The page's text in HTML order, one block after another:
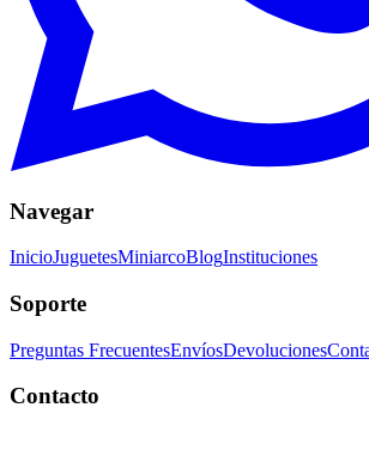
Navegar
InicioJuguetesMiniarcoBlogInstituciones
Soporte
Preguntas FrecuentesEnvíosDevoluciones
Contacto